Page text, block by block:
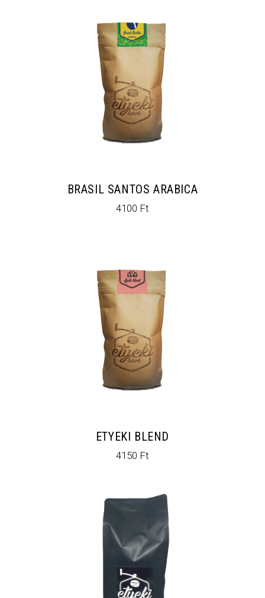
BRASIL SANTOS ARABICA
4100 Ft
ETYEKI BLEND
4150 Ft